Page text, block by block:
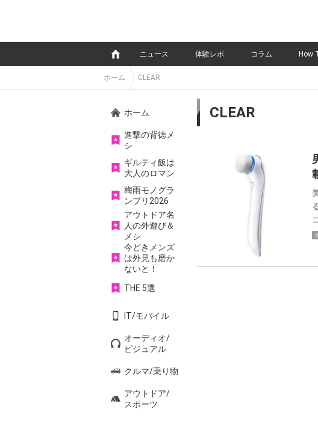
ニュース 体験レポ コラム How
ホーム CLEAR
ホーム
進撃の背徳メ
シ
ギルティ飯は
大人のロマン
梅雨モノグラ
ンプリ2026
アウトドア名
人の外遊び＆
メシ
今どきメンズ
は外見も磨か
ないと！
THE 5選
IT/モバイル
オーディオ/
ビジュアル
クルマ/乗り物
アウトドア/
スポーツ
CLEAR